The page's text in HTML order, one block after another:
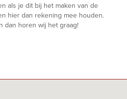
als je dit bij het maken van de
hier dan rekening mee houden.
dan horen wij het graag!